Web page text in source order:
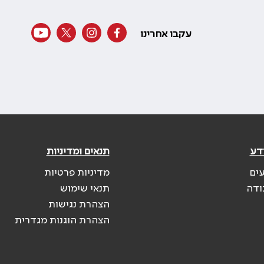
עקבו אחרינו
תנאים ומדיניות
מדיניות פרטיות
תנאי שימוש
הצהרת נגישות
הצהרת הוגנות מגדרית